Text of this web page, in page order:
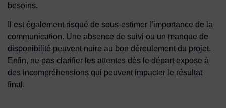
besoins.
Il est également risqué de sous-estimer l’importance de la
communication. Une absence de suivi ou un manque de
disponibilité peuvent nuire au bon déroulement du projet.
Enfin, ne pas clarifier les attentes dès le départ expose à
des incompréhensions qui peuvent impacter le résultat
final.